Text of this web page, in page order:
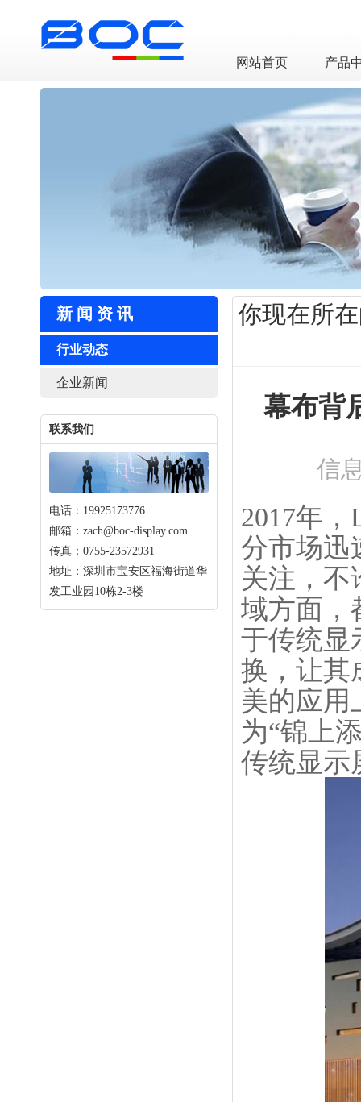
LED透明屏厂家
网站首页 产品
新闻资讯
行业动态
企业新闻
联系我们
电话：19925173776
邮箱：zach@boc-display.com
传真：0755-23572931
地址：深圳市宝安区福海街道华
发工业园10栋2-3楼
你现在所
幕布背
信
2017年
分市场迅
关注，不
域方面，
于传统显
换，让其
美的应用
为“锦上
传统显示